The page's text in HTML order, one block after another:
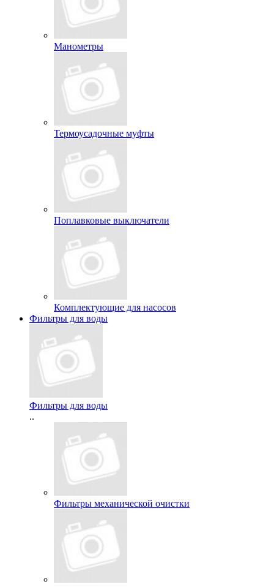
Манометры
Термоусадочные муфты
Поплавковые выключатели
Комплектующие для насосов
Фильтры для воды
Фильтры для воды
..
Фильтры механической очистки